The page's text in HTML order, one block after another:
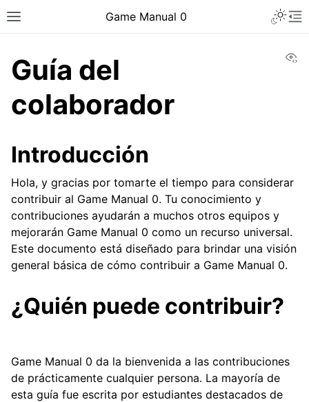
Toggle site navigation sidebar
Game Manual 0
navigation of Habilidades de diseño
navigation of Componentes de hardware
navigation of Mecanismos comunes
navigation of Electrónica y Componentes de Movimiento
Guía del
colaborador
Introducción
Hola, y gracias por tomarte el tiempo para considerar
contribuir al Game Manual 0. Tu conocimiento y
contribuciones ayudarán a muchos otros equipos y
mejorarán Game Manual 0 como un recurso universal.
Este documento está diseñado para brindar una visión
general básica de cómo contribuir a Game Manual 0.
¿Quién puede contribuir?
Game Manual 0 da la bienvenida a las contribuciones
de prácticamente cualquier persona. La mayoría de
esta guía fue escrita por estudiantes destacados de